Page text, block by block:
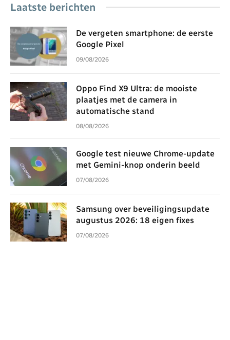
Laatste berichten
De vergeten smartphone: de eerste
Google Pixel
09/08/2026
Oppo Find X9 Ultra: de mooiste
plaatjes met de camera in
automatische stand
08/08/2026
Google test nieuwe Chrome-update
met Gemini-knop onderin beeld
07/08/2026
Samsung over beveiligingsupdate
augustus 2026: 18 eigen fixes
07/08/2026